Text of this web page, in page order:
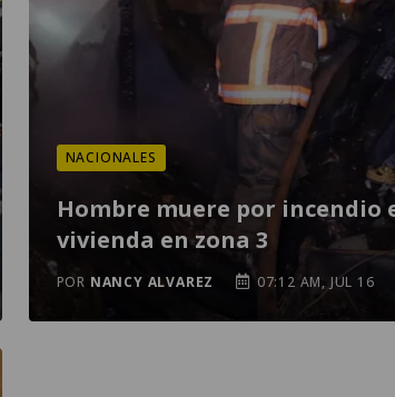
NACIONALES
Hombre muere por incendio
vivienda en zona 3
POR NANCY ALVAREZ 07:12 AM, JUL 16